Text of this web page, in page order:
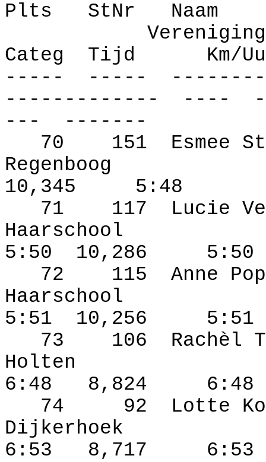
Plts
StNr
Naam
Categ
Tijd
Km/
-----
-----
-------------
----
---
-------
70
151
Esmee
Regenboog
10,345
5:48
71
117
Lucie
Haarschool
5:50
10,286
5:50
72
115
Anne
Haarschool
5:51
10,256
5:51
73
106
Rachèl
Holten
6:48
8,824
6:48
74
92
Lotte
Dijkerhoek
6:53
8,717
6:53